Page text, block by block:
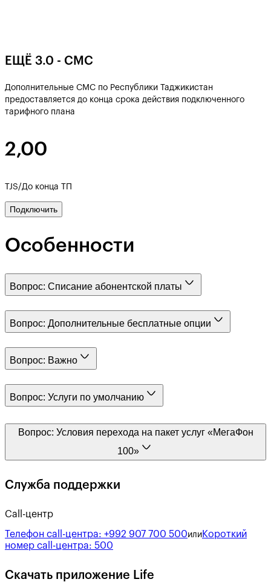
EЩË 3.0 - СМС
Дополнительные СМС по Республики Таджикистан
предоставляется до конца срока действия подключенного
тарифного плана
2,00
TJS/До конца ТП
Подключить
Особенности
Вопрос: Списание абонентской платы
Вопрос: Дополнительные бесплатные опции
Вопрос: Важно
Вопрос: Услуги по умолчанию
Вопрос: Условия перехода на пакет услуг «МегаФон
100»
Служба поддержки
Call-центр
Телефон call-центра: +992 907 700 500или Короткий
номер call-центра: 500
Скачать приложение Life